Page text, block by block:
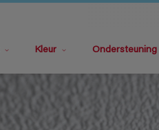
Kleur Ondersteuning